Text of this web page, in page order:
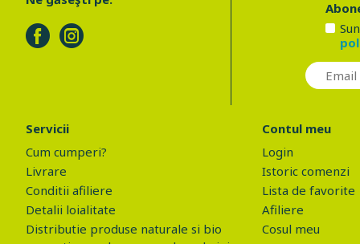
Servicii
Cum cumperi?
Livrare
Conditii afiliere
Detalii loialitate
Distributie produse naturale si bio
Contul meu
Login
Istoric comenzi
Lista de favorite
Afiliere
Cosul meu